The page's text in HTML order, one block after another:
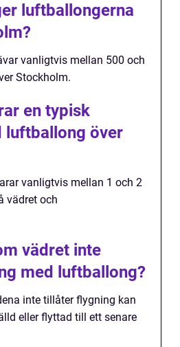
luftballongerna
vanligtvis mellan 500 och
Stockholm.
en typisk
luftballong över
vanligtvis mellan 1 och 2
vädret och
vädret inte
med luftballong?
inte tillåter flygning kan
eller flyttad till ett senare